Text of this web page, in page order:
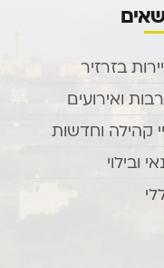
בזרזיר
ואירועים
קהילה וחדשות
ובילוי